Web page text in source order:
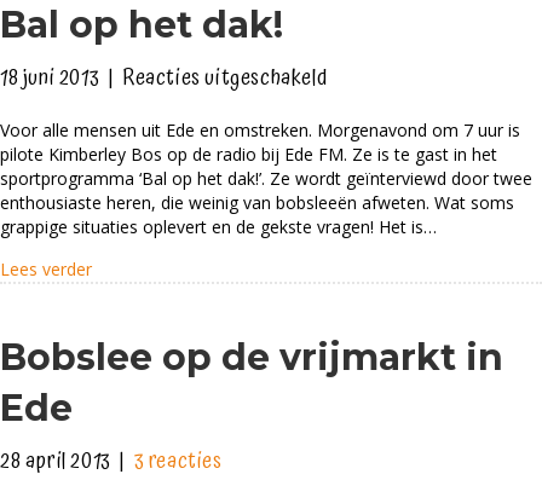
Bal op het dak!
18 juni 2013 | Reacties uitgeschakeldvoor
op
het
dak!
Voor alle mensen uit Ede en omstreken. Morgenavond om 7 uur is
pilote Kimberley Bos op de radio bij Ede FM. Ze is te gast in het
sportprogramma ‘Bal op het dak!’. Ze wordt geïnterviewd door twee
enthousiaste heren, die weinig van bobsleeën afweten. Wat soms
grappige situaties oplevert en de gekste vragen! Het is…
Lees verderabout Bal op het dak!
Bobslee op de vrijmarkt in
Ede
28 april 2013 | 3 reacties